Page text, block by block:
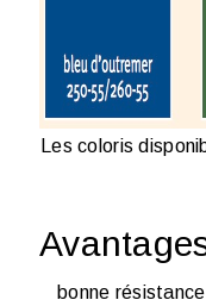
Les coloris
bonne